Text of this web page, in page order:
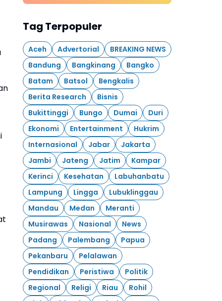
Tag Terpopuler
Aceh Advertorial
BREAKING NEWS
Bandung
Bangkinang
Bangko
Batam
Batsol
Bengkalis
Berita Research
Bisnis
Bukittinggi
Bungo Dumai
Duri
Ekonomi
Entertainment
Hukrim
Internasional
Jabar
Jakarta
Jambi
Jateng Jatim
Kampar
Kerinci
Kesehatan
Labuhanbatu
Lampung
Lingga
Lubuklinggau
Mandau
Medan
Meranti
Musirawas
Nasional
News
Padang
Palembang
Papua
Pekanbaru
Pelalawan
Pendidikan
Peristiwa
Politik
Regional
Religi Riau
Rohil